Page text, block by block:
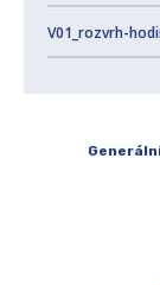
V01_rozvrh-